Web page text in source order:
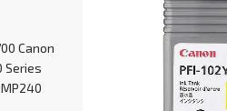
Canon
Series